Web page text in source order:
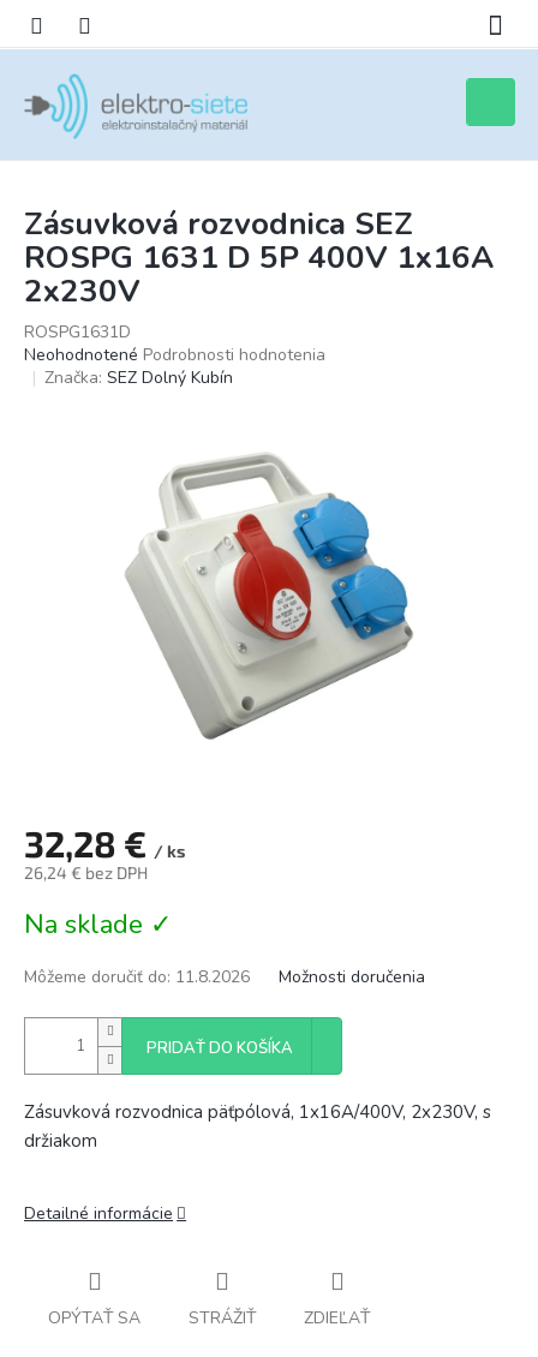
obsah
košík
Zásuvková rozvodnica SEZ
ROSPG 1631 D 5P 400V 1x16A
2x230V
ROSPG1631D
Priemerné
hodnotenie
Neohodnotené Podrobnosti hodnotenia
Značka: SEZ Dolný Kubín
32,28 € / ks
26,24 € bez DPH
cena:
Na sklade ✓
Môžeme doručiť do: 11.8.2026 Možnosti doručenia
PRIDAŤ DO KOŠÍKA
Zásuvková rozvodnica päťpólová, 1x16A/400V, 2x230V, s
držiakom
Detailné informácie
OPÝTAŤ SA STRÁŽIŤ ZDIEĽAŤ